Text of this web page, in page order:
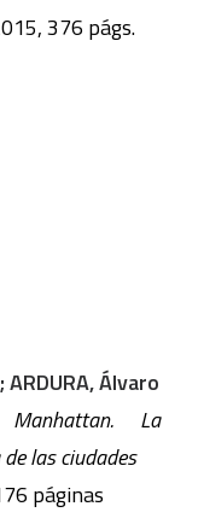
376 págs.
ARDURA, Álvaro
La
las ciudades
páginas